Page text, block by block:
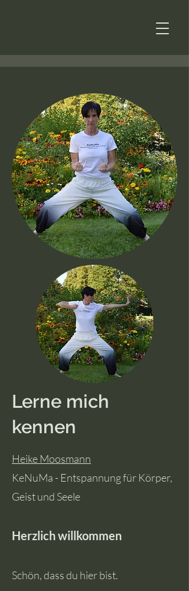
Lerne mich
kennen
Heike Moosmann
KeNuMa - Entspannung für Körper,
Geist und Seele
Herzlich willkommen
Schön, dass du hier bist.